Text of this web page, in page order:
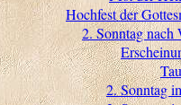
Hochfest der
2. Sonntag nach
2. Sonntag